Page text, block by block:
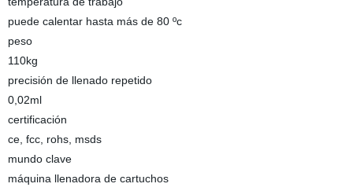
puede calentar hasta más de 80 ºc
peso
110kg
precisión de llenado repetido
0,02ml
certificación
ce, fcc, rohs, msds
mundo clave
máquina llenadora de cartuchos